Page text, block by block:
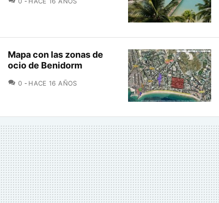
Mapa con las zonas de
ocio de Benidorm
0 COMENTARIOS
HACE 16 AÑOS